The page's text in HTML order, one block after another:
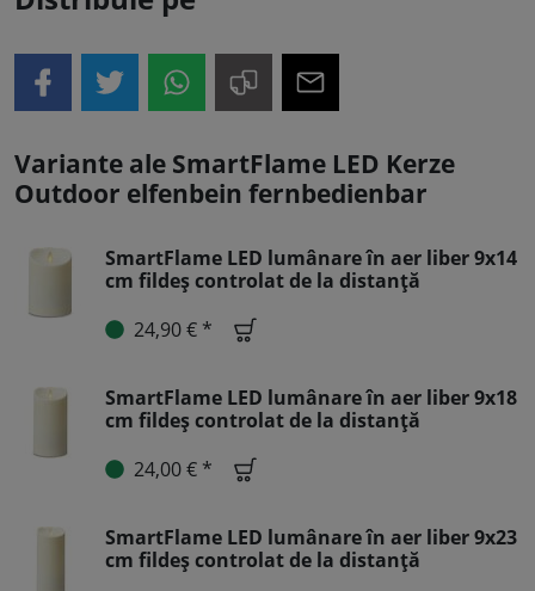
Variante ale SmartFlame LED Kerze
Outdoor elfenbein fernbedienbar
SmartFlame LED lumânare în aer liber 9x14
cm fildeș controlat de la distanță
24,90 € *
SmartFlame LED lumânare în aer liber 9x18
cm fildeș controlat de la distanță
24,00 € *
SmartFlame LED lumânare în aer liber 9x23
cm fildeș controlat de la distanță